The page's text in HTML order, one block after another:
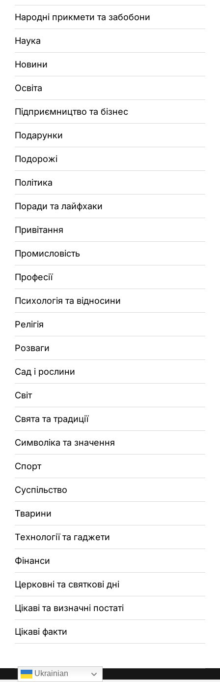
Народні прикмети та забобони
Наука
Новини
Освіта
Підприємництво та бізнес
Подарунки
Подорожі
Політика
Поради та лайфхаки
Привітання
Промисловість
Професії
Психологія та відносини
Релігія
Розваги
Сад і рослини
Світ
Свята та традиції
Символіка та значення
Спорт
Суспільство
Тварини
Технології та гаджети
Фінанси
Церковні та святкові дні
Цікаві та визначні постаті
Цікаві факти
Ukrainian